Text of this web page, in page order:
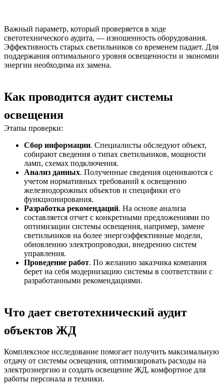
Важный параметр, который проверяется в ходе
светотехнического аудита, — изношенность оборудования.
Эффективность старых светильников со временем падает. Для
поддержания оптимального уровня освещенности и экономии
энергии необходима их замена.
Как проводится аудит системы
освещения
Этапы проверки:
Сбор информации. Специалисты обследуют объект,
собирают сведения о типах светильников, мощности
ламп, схемах подключения.
Анализ данных. Полученные сведения оцениваются с
учетом нормативных требований к освещению
железнодорожных объектов и специфики его
функционирования.
Разработка рекомендаций. На основе анализа
составляется отчет с конкретными предложениями по
оптимизации системы освещения, например, замене
светильников на более энергоэффективные модели,
обновлению электропроводки, внедрению систем
управления.
Проведение работ. По желанию заказчика компания
берет на себя модернизацию системы в соответствии с
разработанными рекомендациями.
Что дает светотехнический аудит
объектов ЖД
Комплексное исследование помогает получить максимальную
отдачу от системы освещения, оптимизировать расходы на
электроэнергию и создать освещение ЖД, комфортное для
работы персонала и техники.